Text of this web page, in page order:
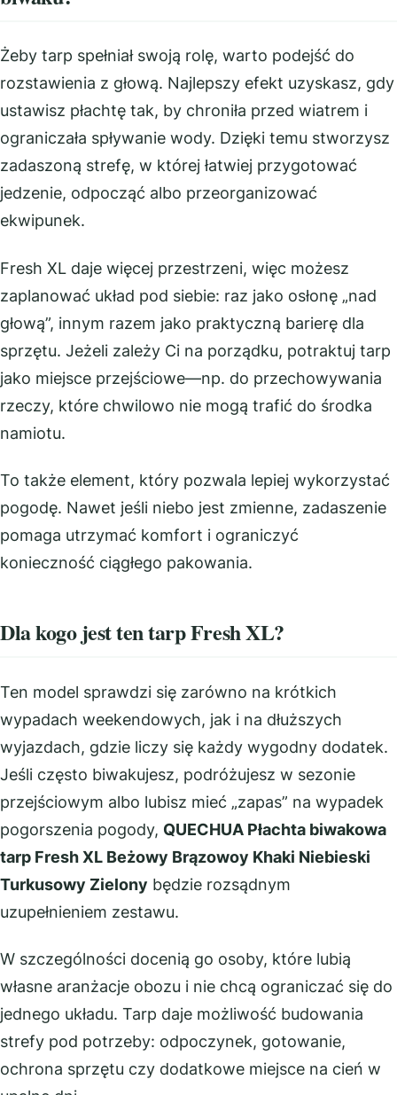
Żeby tarp spełniał swoją rolę, warto podejść do
rozstawienia z głową. Najlepszy efekt uzyskasz, gdy
ustawisz płachtę tak, by chroniła przed wiatrem i
ograniczała spływanie wody. Dzięki temu stworzysz
zadaszoną strefę, w której łatwiej przygotować
jedzenie, odpocząć albo przeorganizować
ekwipunek.
Fresh XL daje więcej przestrzeni, więc możesz
zaplanować układ pod siebie: raz jako osłonę „nad
głową”, innym razem jako praktyczną barierę dla
sprzętu. Jeżeli zależy Ci na porządku, potraktuj tarp
jako miejsce przejściowe—np. do przechowywania
rzeczy, które chwilowo nie mogą trafić do środka
namiotu.
To także element, który pozwala lepiej wykorzystać
pogodę. Nawet jeśli niebo jest zmienne, zadaszenie
pomaga utrzymać komfort i ograniczyć
konieczność ciągłego pakowania.
Dla kogo jest ten tarp Fresh XL?
Ten model sprawdzi się zarówno na krótkich
wypadach weekendowych, jak i na dłuższych
wyjazdach, gdzie liczy się każdy wygodny dodatek.
Jeśli często biwakujesz, podróżujesz w sezonie
przejściowym albo lubisz mieć „zapas” na wypadek
pogorszenia pogody, QUECHUA Płachta biwakowa
tarp Fresh XL Beżowy Brązowoy Khaki Niebieski
Turkusowy Zielony będzie rozsądnym
uzupełnieniem zestawu.
W szczególności docenią go osoby, które lubią
własne aranżacje obozu i nie chcą ograniczać się do
jednego układu. Tarp daje możliwość budowania
strefy pod potrzeby: odpoczynek, gotowanie,
ochrona sprzętu czy dodatkowe miejsce na cień w